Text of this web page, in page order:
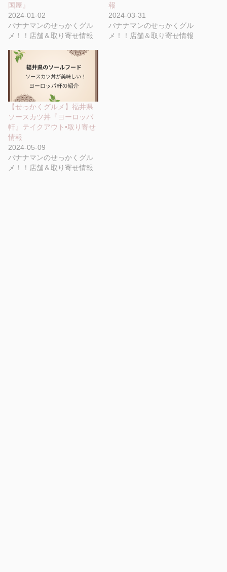
国屋』
2024-01-02
バナナマンのせっかくグル
メ！！店舗＆取り寄せ情報
報
2024-03-31
バナナマンのせっかくグル
メ！！店舗＆取り寄せ情報
【せっかくグルメ】福井県
ソースカツ丼『ヨーロッパ
軒』テイクアウト•取り寄せ
情報
2024-05-09
バナナマンのせっかくグル
メ！！店舗＆取り寄せ情報